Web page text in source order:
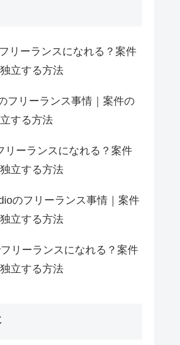
リーランスになれる？案件
立する方法
フリーランス事情｜案件の
する方法
リーランスになれる？案件
立する方法
のフリーランス事情｜案件
立する方法
リーランスになれる？案件
立する方法